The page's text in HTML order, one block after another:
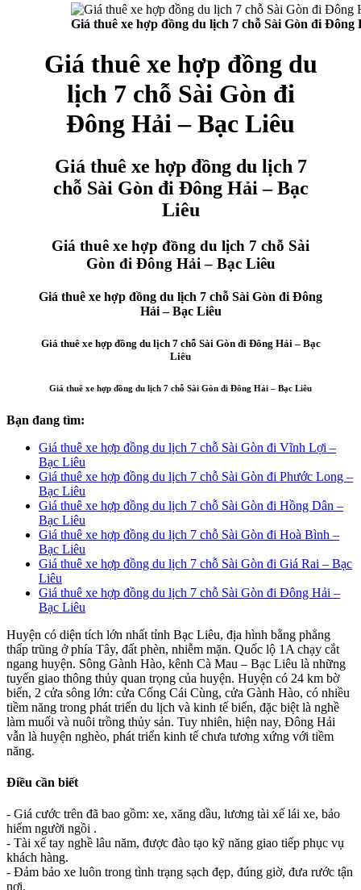
Giá thuê xe hợp đồng du lịch 7 chỗ Sài Gòn đi Đông
Giá thuê xe hợp đồng du
lịch 7 chỗ Sài Gòn đi
Đông Hải – Bạc Liêu
Giá thuê xe hợp đồng du lịch 7
chỗ Sài Gòn đi Đông Hải – Bạc
Liêu
Giá thuê xe hợp đồng du lịch 7 chỗ Sài
Gòn đi Đông Hải – Bạc Liêu
Giá thuê xe hợp đồng du lịch 7 chỗ Sài Gòn đi Đông
Hải – Bạc Liêu
Giá thuê xe hợp đồng du lịch 7 chỗ Sài Gòn đi Đông Hải – Bạc
Liêu
Giá thuê xe hợp đồng du lịch 7 chỗ Sài Gòn đi Đông Hải – Bạc Liêu
Bạn đang tìm:
Giá thuê xe hợp đồng du lịch 7 chỗ Sài Gòn đi Vĩnh Lợi –
Bạc Liêu
Giá thuê xe hợp đồng du lịch 7 chỗ Sài Gòn đi Phước Long –
Bạc Liêu
Giá thuê xe hợp đồng du lịch 7 chỗ Sài Gòn đi Hồng Dân –
Bạc Liêu
Giá thuê xe hợp đồng du lịch 7 chỗ Sài Gòn đi Hoà Bình –
Bạc Liêu
Giá thuê xe hợp đồng du lịch 7 chỗ Sài Gòn đi Giá Rai – Bạc
Liêu
Giá thuê xe hợp đồng du lịch 7 chỗ Sài Gòn đi Đông Hải –
Bạc Liêu
Huyện có diện tích lớn nhất tỉnh Bạc Liêu, địa hình bằng phẳng
thấp trũng ở phía Tây, đất phèn, nhiễm mặn. Quốc lộ 1A chạy cắt
ngang huyện. Sông Gành Hào, kênh Cà Mau – Bạc Liêu là những
tuyến giao thông thủy quan trọng của huyện. Huyện có 24 km bờ
biển, 2 cửa sông lớn: cửa Cống Cái Cùng, cửa Gành Hào, có nhiều
tiềm năng trong phát triển du lịch và kinh tế biển, đặc biệt là nghề
làm muối và nuôi trồng thủy sản. Tuy nhiên, hiện nay, Đông Hải
vẫn là huyện nghèo, phát triển kinh tế chưa tương xứng với tiềm
năng.
Điều cần biết
- Giá cước trên đã bao gồm: xe, xăng dầu, lương tài xế lái xe, bảo
hiểm người ngồi .
- Tài xế tay nghề lâu năm, được đào tạo kỹ năng giao tiếp phục vụ
khách hàng.
- Đảm bảo xe luôn trong tình trạng sạch đẹp, đúng giờ, đưa rước tận
nơi.